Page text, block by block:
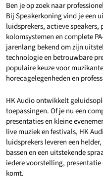
Ben je op zoek naar
Bij Speakerkoning vind je een
luidsprekers, actieve speakers,
kolomsystemen en complete
jarenlang bekend om zijn
technologie en betrouwbare
populaire keuze voor
horecagelegenheden en
HK Audio ontwikkelt
toepassingen. Of je nu een
presentaties en kleine
live muziek en festivals, HK
luidsprekers leveren een
bassen en een uitstekende
iedere voorstelling,
komt.